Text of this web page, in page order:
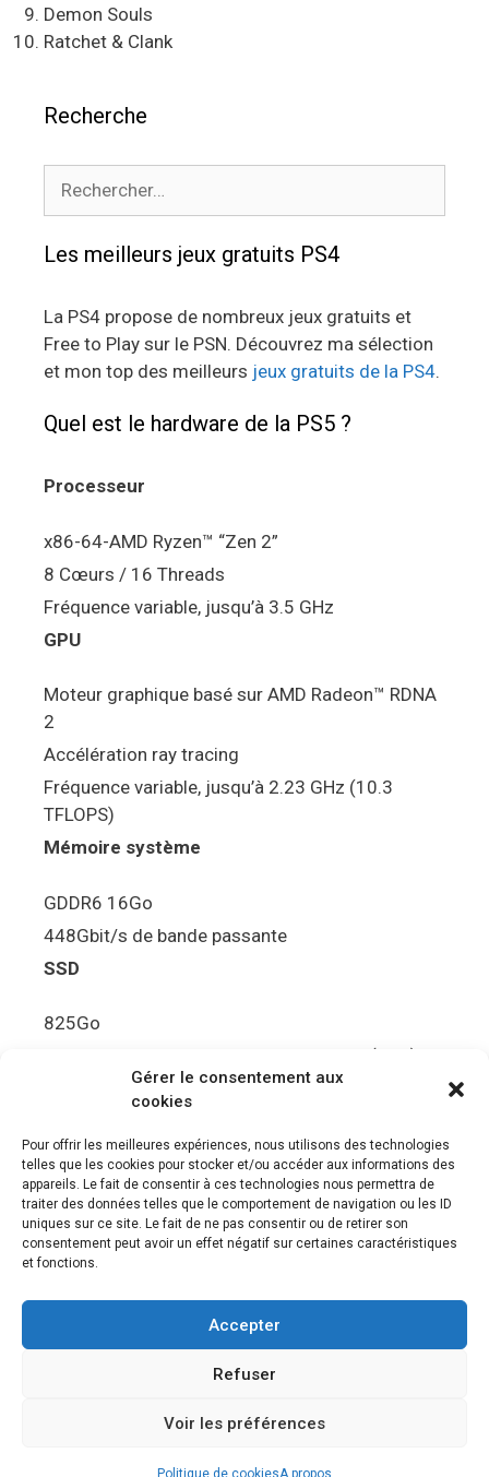
Gérer le consentement aux
cookies
Pour offrir les meilleures expériences, nous utilisons des technologies
telles que les cookies pour stocker et/ou accéder aux informations des
appareils. Le fait de consentir à ces technologies nous permettra de
traiter des données telles que le comportement de navigation ou les ID
uniques sur ce site. Le fait de ne pas consentir ou de retirer son
consentement peut avoir un effet négatif sur certaines caractéristiques
et fonctions.
Accepter
Refuser
Voir les préférences
Politique de cookiesA propos
Demon Souls
Ratchet & Clank
Recherche
Les meilleurs jeux gratuits PS4
La PS4 propose de nombreux jeux gratuits et
Free to Play sur le PSN. Découvrez ma sélection
et mon top des meilleurs jeux gratuits de la PS4.
Quel est le hardware de la PS5 ?
Processeur
x86-64-AMD Ryzen™ “Zen 2”
8 Cœurs / 16 Threads
Fréquence variable, jusqu’à 3.5 GHz
GPU
Moteur graphique basé sur AMD Radeon™ RDNA
2
Accélération ray tracing
Fréquence variable, jusqu’à 2.23 GHz (10.3
TFLOPS)
Mémoire système
GDDR6 16Go
448Gbit/s de bande passante
SSD
825Go
5.5Gbit/s de bande passante en lecture (Brut)
Disque de jeu PS5
Ultra HD Blu-ray™, jusqu’à 100Go/disque
Sortie vidéo
Compatibilité avec les téléviseurs 4K 120Hz et
8K, VRR (spécification HDMI v. 2.1)
“Tempest” 3D AudioTec
Construit avecGeneratePress